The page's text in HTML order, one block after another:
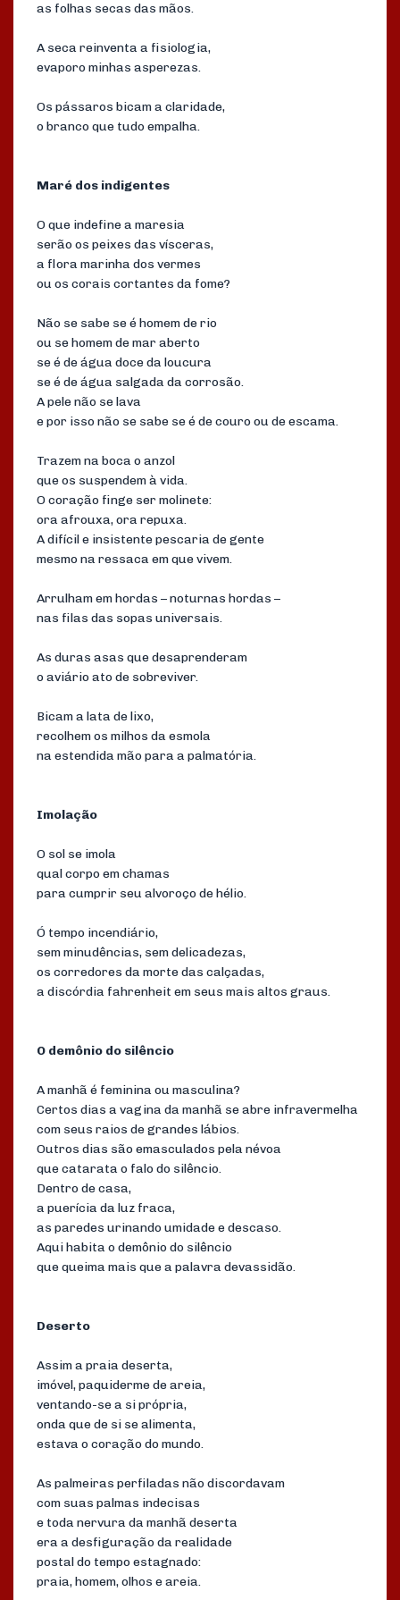
as folhas secas das mãos.
A seca reinventa a fisiologia,
evaporo minhas asperezas.
Os pássaros bicam a claridade,
o branco que tudo empalha.
Maré dos indigentes
O que indefine a maresia
serão os peixes das vísceras,
a flora marinha dos vermes
ou os corais cortantes da fome?
Não se sabe se é homem de rio
ou se homem de mar aberto
se é de água doce da loucura
se é de água salgada da corrosão.
A pele não se lava
e por isso não se sabe se é de couro ou de escama.
Trazem na boca o anzol
que os suspendem à vida.
O coração finge ser molinete:
ora afrouxa, ora repuxa.
A difícil e insistente pescaria de gente
mesmo na ressaca em que vivem.
Arrulham em hordas – noturnas hordas –
nas filas das sopas universais.
As duras asas que desaprenderam
o aviário ato de sobreviver.
Bicam a lata de lixo,
recolhem os milhos da esmola
na estendida mão para a palmatória.
Imolação
O sol se imola
qual corpo em chamas
para cumprir seu alvoroço de hélio.
Ó tempo incendiário,
sem minudências, sem delicadezas,
os corredores da morte das calçadas,
a discórdia fahrenheit em seus mais altos graus.
O demônio do silêncio
A manhã é feminina ou masculina?
Certos dias a vagina da manhã se abre infravermelha
com seus raios de grandes lábios.
Outros dias são emasculados pela névoa
que catarata o falo do silêncio.
Dentro de casa,
a puerícia da luz fraca,
as paredes urinando umidade e descaso.
Aqui habita o demônio do silêncio
que queima mais que a palavra devassidão.
Deserto
Assim a praia deserta,
imóvel, paquiderme de areia,
ventando-se a si própria,
onda que de si se alimenta,
estava o coração do mundo.
As palmeiras perfiladas não discordavam
com suas palmas indecisas
e toda nervura da manhã deserta
era a desfiguração da realidade
postal do tempo estagnado:
praia, homem, olhos e areia.